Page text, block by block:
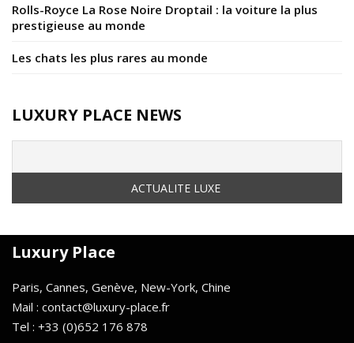
Rolls-Royce La Rose Noire Droptail : la voiture la plus
prestigieuse au monde
Les chats les plus rares au monde
LUXURY PLACE NEWS
Luxury Place
Paris, Cannes, Genève, New-York, Chine
Mail : contact@luxury-place.fr
Tel : +33 (0)652 176 878